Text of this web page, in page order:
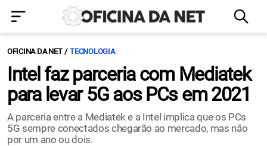
OFICINA DA NET TECNOLOGIA
Intel faz parceria com Mediatek
para levar 5G aos PCs em 2021
A parceria entre a Mediatek e a Intel implica que os PCs
5G sempre conectados chegarão ao mercado, mas não
por um ano ou dois.